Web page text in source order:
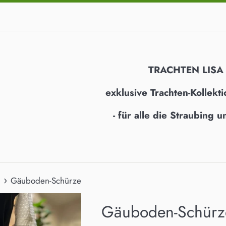
TRACHTEN
exklusive Trachten-
- für alle die Straubing
› Gäuboden-Schürze
Gäuboden-